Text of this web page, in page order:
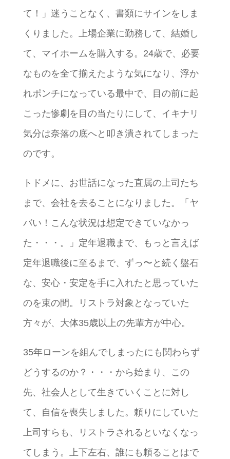
て！」迷うことなく、書類にサインをしま
くりました。上場企業に勤務して、結婚し
て、マイホームを購入する。24歳で、必要
なものを全て揃えたような気になり、浮か
れポンチになっている最中で、目の前に起
こった惨劇を目の当たりにして、イキナリ
気分は奈落の底へと叩き潰されてしまった
のです。
トドメに、お世話になった直属の上司たち
まで、会社を去ることになりました。「ヤ
バい！こんな状況は想定できていなかっ
た・・・。」定年退職まで、もっと言えば
定年退職後に至るまで、ずっ〜と続く盤石
な、安心・安定を手に入れたと思っていた
のを束の間。リストラ対象となっていた
方々が、大体35歳以上の先輩方が中心。
35年ローンを組んでしまったにも関わらず
どうするのか？・・・から始まり、この
先、社会人として生きていくことに対し
て、自信を喪失しました。頼りにしていた
上司すらも、リストラされるといなくなっ
てしまう。上下左右、誰にも頼ることはで